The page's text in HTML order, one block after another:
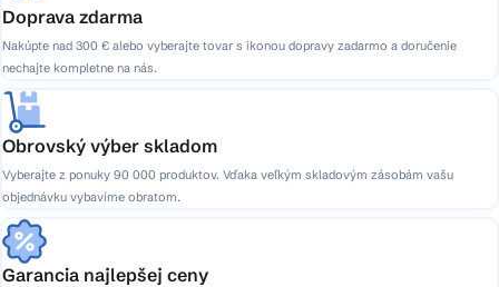
Doprava zdarma
Nakúpte nad 300 € alebo vyberajte tovar s ikonou dopravy zadarmo a doručenie
nechajte kompletne na nás.
Obrovský výber skladom
Vyberajte z ponuky 90 000 produktov. Vďaka veľkým skladovým zásobám vašu
objednávku vybavíme obratom.
Garancia najlepšej ceny